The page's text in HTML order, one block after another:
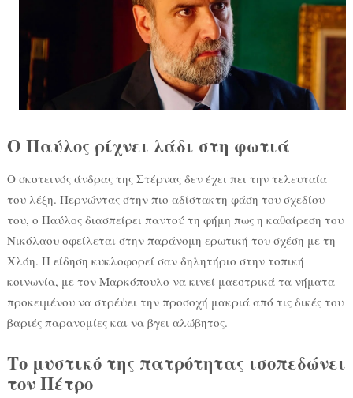
Ο Παύλος ρίχνει λάδι στη φωτιά
Ο σκοτεινός άνδρας της Στέρνας δεν έχει πει την τελευταία
του λέξη. Περνώντας στην πιο αδίστακτη φάση του σχεδίου
του, ο Παύλος διασπείρει παντού τη φήμη πως η καθαίρεση του
Νικόλαου οφείλεται στην παράνομη ερωτική του σχέση με τη
Χλόη. Η είδηση κυκλοφορεί σαν δηλητήριο στην τοπική
κοινωνία, με τον Μαρκόπουλο να κινεί μαεστρικά τα νήματα
προκειμένου να στρέψει την προσοχή μακριά από τις δικές του
βαριές παρανομίες και να βγει αλώβητος.
Το μυστικό της πατρότητας ισοπεδώνει
τον Πέτρο